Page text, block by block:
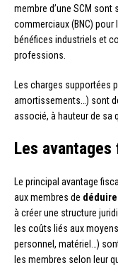
membre d’une SCM
commerciaux (BNC)
bénéfices industriels et
professions.
Les charges supportées
amortissements…) sont
associé, à hauteur de sa
Les
Le principal avantage
aux membres de
à créer une structure
les coûts liés aux
personnel, matériel…)
les membres selon leur